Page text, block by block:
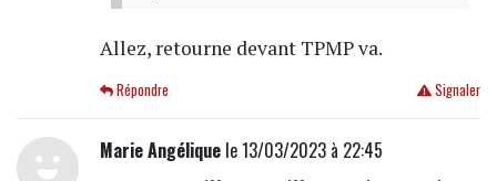
Allez, retourne devant TPMP va.
Signaler
Répondre
Marie Angéliquele 13/03/2023 à 22:45